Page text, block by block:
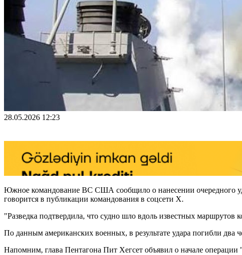
28.05.2026 12:23
Южное командование ВС США сообщило о нанесении очередного
говорится в публикации командования в соцсети X.
"Разведка подтвердила, что судно шло вдоль известных маршрутов
По данным американских военных, в результате удара погибли
Напомним, глава Пентагона Пит Хегсет объявил о начале